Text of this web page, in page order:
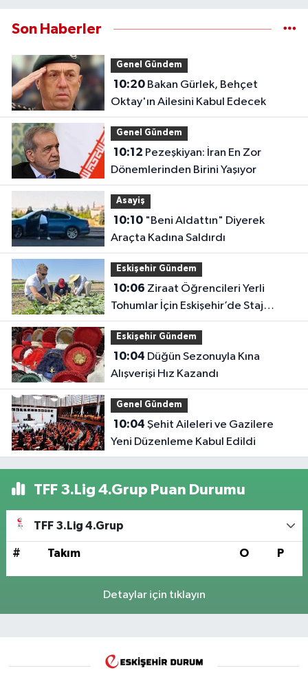
Son Haberler
Genel Gündem
10:20Bakan Gürlek, Behçet
Oktay'ın Ailesini Kabul Edecek
Genel Gündem
10:12
Dönemlerinden Birini Yaşıyor
Asayiş
10:10"Beni Aldattın" Diyerek
Araçta Kadına Saldırdı
Eskişehir Gündem
10:06
Tohumlar İçin Eskişehir’de Staj
Yapıyor
Eskişehir Gündem
10:04
Alışverişi Hız Kazandı
Genel Gündem
10:04
Yeni Düzenleme Kabul Edildi
TFF 3.Lig 4.Grup Puan Durumu
TFF 3.Lig 4.Grup
# Takım O P
Detaylar için tıklayın